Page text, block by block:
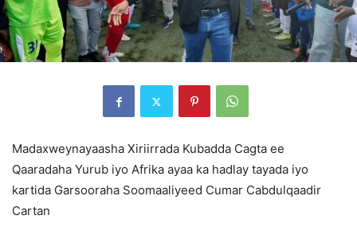
Madaxweynayaasha Xiriirrada Kubadda Cagta ee
Qaaradaha Yurub iyo Afrika ayaa ka hadlay tayada iyo
kartida Garsooraha Soomaaliyeed Cumar Cabdulqaadir
Cartan